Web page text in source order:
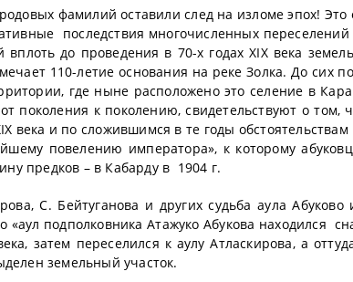
фамилий оставили след на изломе эпох! Это
последствия многочисленных
вплоть до проведения в 70-х годах XIX века
110-летие основания на реке Золка. До сих
где ныне расположено это селение в
к поколению, свидетельствуют о том,
века и по сложившимся в те годы
повелению императора», к которому
предков – в Кабарду в 1904 г.
С. Бейтуганова и других судьба аула Абуково
«аул подполковника Атажуко Абукова находился
затем переселился к аулу Атласкирова, а
земельный участок.